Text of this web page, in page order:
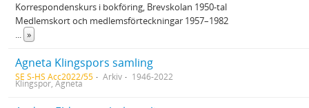
Korrespondenskurs i bokföring, Brevskolan 1950-tal
Medlemskort och medlemsförteckningar 1957–1982
... »
Agneta Klingspors samling
SE S-HS Acc2022/55 Arkiv 1946-2022
Klingspor, Agneta